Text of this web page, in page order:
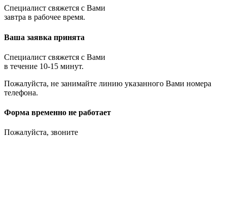
Специалист свяжется с Вами
завтра в рабочее время.
Ваша заявка принята
Специалист свяжется с Вами
в течение 10-15 минут.
Пожалуйста, не занимайте линию указанного Вами номера
телефона.
Форма временно не работает
Пожалуйста, звоните